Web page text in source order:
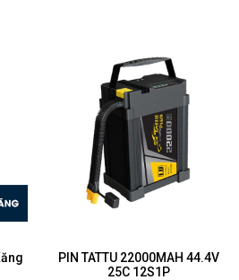
PIN TATTU 22000MAH 44.4V
25C 12S1P